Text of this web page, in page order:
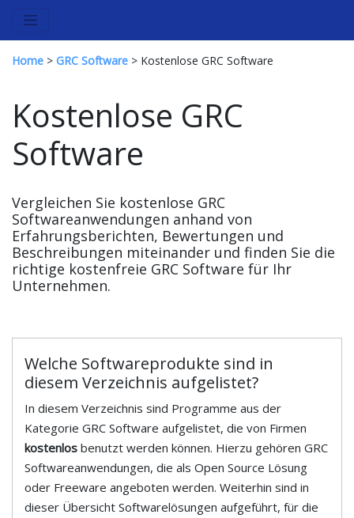
Home > GRC Software > Kostenlose GRC Software
Kostenlose GRC
Software
Vergleichen Sie kostenlose GRC
Softwareanwendungen anhand von
Erfahrungsberichten, Bewertungen und
Beschreibungen miteinander und finden Sie die
richtige kostenfreie GRC Software für Ihr
Unternehmen.
Welche Softwareprodukte sind in
diesem Verzeichnis aufgelistet?
In diesem Verzeichnis sind Programme aus der
Kategorie GRC Software aufgelistet, die von Firmen
kostenlos benutzt werden können. Hierzu gehören GRC
Softwareanwendungen, die als Open Source Lösung
oder Freeware angeboten werden. Weiterhin sind in
dieser Übersicht Softwarelösungen aufgeführt, für die